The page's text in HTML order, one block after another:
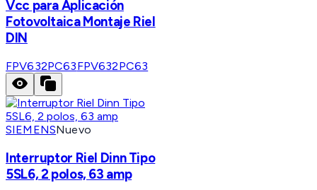
Vcc para Aplicación
Fotovoltaica Montaje Riel
DIN
FPV632PC63FPV632PC63
SIEMENSNuevo
Interruptor Riel Dinn Tipo
5SL6, 2 polos, 63 amp